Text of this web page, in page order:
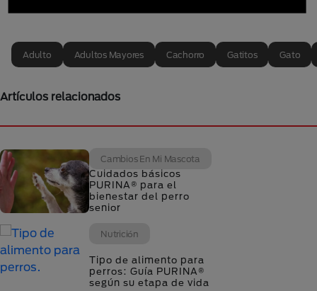
Adulto Adultos Mayores Cachorro Gatitos Gato
Artículos relacionados
Cambios En Mi Mascota
Cuidados básicos
PURINA® para el
bienestar del perro
senior
Nutrición
Tipo de alimento para
perros: Guía PURINA®
según su etapa de vida